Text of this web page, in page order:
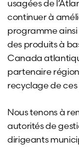
usagées de
continuer à
programme
des produits à
Canada
partenaire
recyclage de
Nous tenons à
autorités de
dirigeants